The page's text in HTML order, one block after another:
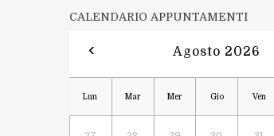
CALENDARIO APPUNTAMENTI
‹ Agosto 2026
Lun Mar Mer Gio Ven